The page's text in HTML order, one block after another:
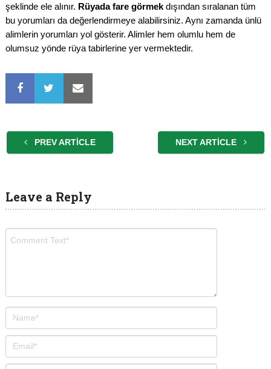
şeklinde ele alınır. Rüyada fare görmek dışından sıralanan tüm
bu yorumları da değerlendirmeye alabilirsiniz. Aynı zamanda ünlü
alimlerin yorumları yol gösterir. Alimler hem olumlu hem de
olumsuz yönde rüya tabirlerine yer vermektedir.
PREV ARTICLE NEXT ARTICLE
Leave a Reply